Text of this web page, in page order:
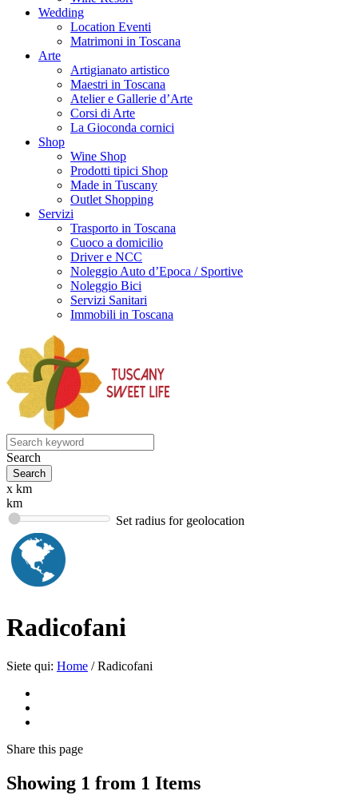
Wedding
Location Eventi
Matrimoni in Toscana
Arte
Artigianato artistico
Maestri in Toscana
Atelier e Gallerie d’Arte
Corsi di Arte
La Gioconda cornici
Shop
Wine Shop
Prodotti tipici Shop
Made in Tuscany
Outlet Shopping
Servizi
Trasporto in Toscana
Cuoco a domicilio
Driver e NCC
Noleggio Auto d’Epoca / Sportive
Noleggio Bici
Servizi Sanitari
Immobili in Toscana
Search
x km
km
Set radius for geolocation
Radicofani
Siete qui: Home / Radicofani
Share this page
Showing 1 from 1 Items